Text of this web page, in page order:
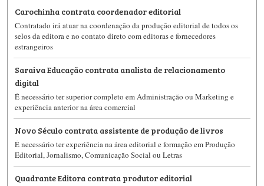
Carochinha contrata coordenador editorial
Contratado irá atuar na coordenação da produção editorial de todos os
selos da editora e no contato direto com editoras e fornecedores
estrangeiros
Saraiva Educação contrata analista de relacionamento
digital
É necessário ter superior completo em Administração ou Marketing e
experiência anterior na área comercial
Novo Século contrata assistente de produção de livros
É necessário ter experiência na área editorial e formação em Produção
Editorial, Jornalismo, Comunicação Social ou Letras
Quadrante Editora contrata produtor editorial